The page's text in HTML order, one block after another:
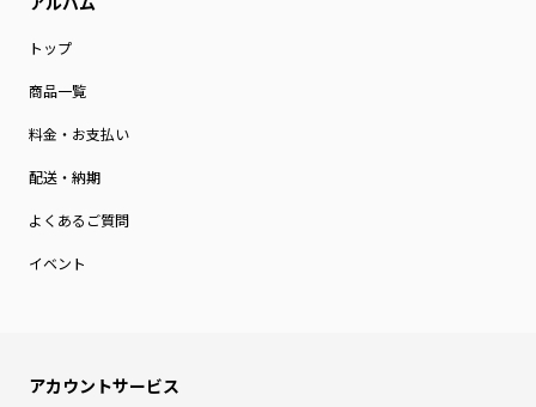
トップ
商品一覧
料金・お支払い
配送・納期
よくあるご質問
イベント